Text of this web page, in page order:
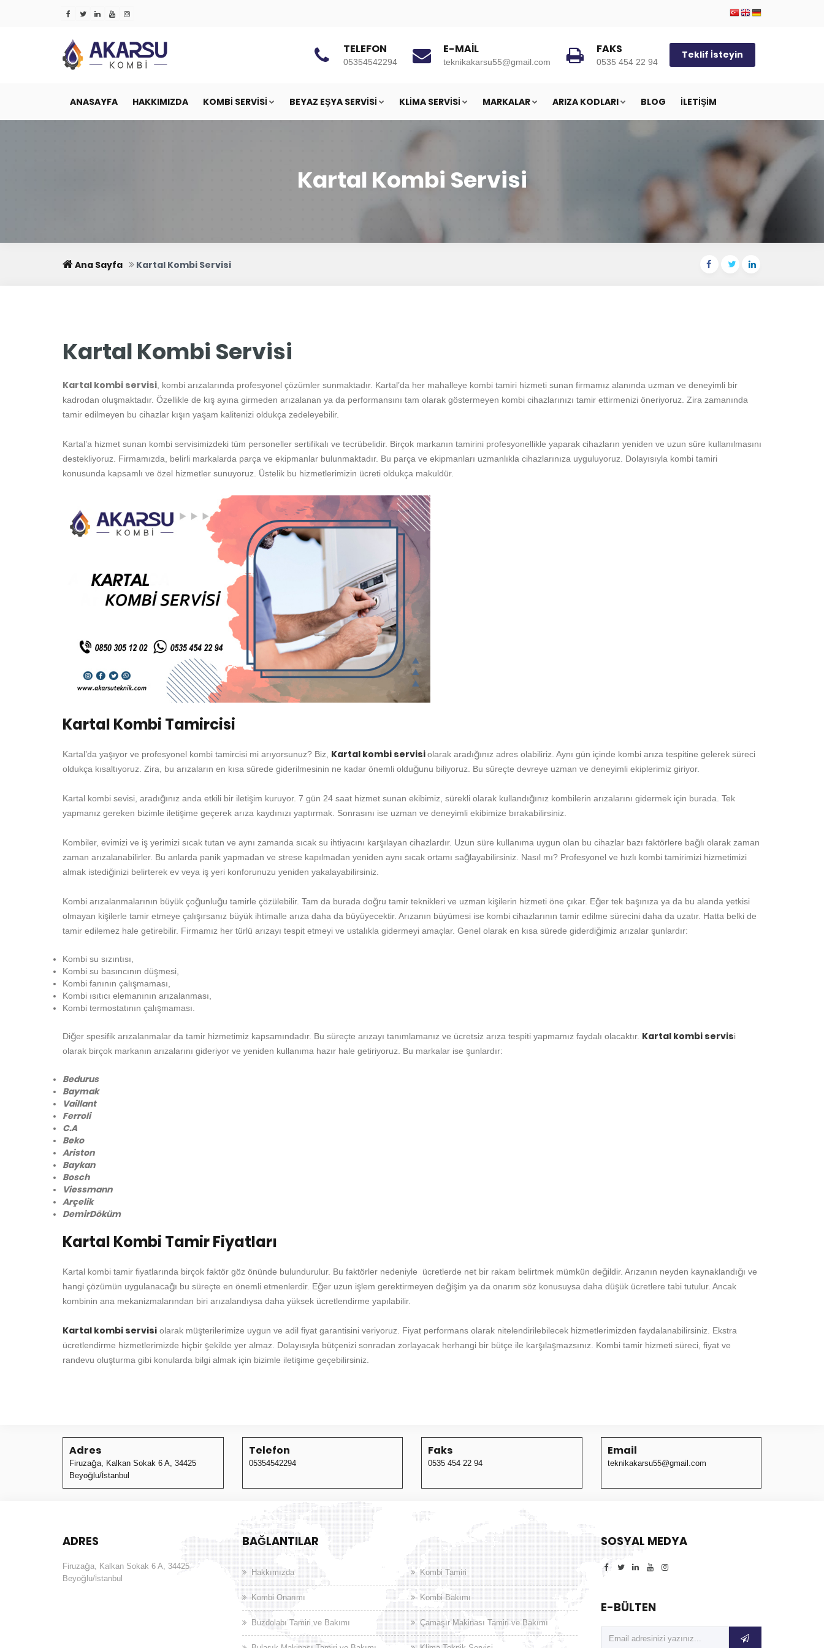
TELEFON
05354542294
E-MAIL
teknikakarsu55@gmail.com
FAKS
0535 454 22 94
Teklif İsteyin
ANASAYFA HAKKIMIZDA KOMBI SERVISI BEYAZ EŞYA SERVISI KLIMA SERVISI MARKALAR ARIZA KODLARI BLOG İLETIŞIM
Kartal Kombi Servisi
Ana Sayfa Kartal Kombi Servisi
Kartal Kombi Servisi
Kartal kombi servisi , kombi arızalarında profesyonel çözümler sunmaktadır. Kartal’da her mahalleye kombi tamiri hizmeti sunan firmamız alanında uzman ve deneyimli bir
kadrodan oluşmaktadır. Özellikle de kış ayına girmeden arızalanan ya da performansını tam olarak göstermeyen kombi cihazlarınızı tamir ettirmenizi öneriyoruz. Zira zamanında
tamir edilmeyen bu cihazlar kışın yaşam kalitenizi oldukça zedeleyebilir.
Kartal’a hizmet sunan kombi servisimizdeki tüm personeller sertifikalı ve tecrübelidir. Birçok markanın tamirini profesyonellikle yaparak cihazların yeniden ve uzun süre kullanılmasını
destekliyoruz. Firmamızda, belirli markalarda parça ve ekipmanlar bulunmaktadır. Bu parça ve ekipmanları uzmanlıkla cihazlarınıza uyguluyoruz. Dolayısıyla kombi tamiri
konusunda kapsamlı ve özel hizmetler sunuyoruz. Üstelik bu hizmetlerimizin ücreti oldukça makuldür.
Kartal Kombi Tamircisi
Kartal’da yaşıyor ve profesyonel kombi tamircisi mi arıyorsunuz? Biz, Kartal kombi servisiolarak aradığınız adres olabiliriz. Aynı gün içinde kombi arıza tespitine gelerek süreci
oldukça kısaltıyoruz. Zira, bu arızaların en kısa sürede giderilmesinin ne kadar önemli olduğunu biliyoruz. Bu süreçte devreye uzman ve deneyimli ekiplerimiz giriyor.
Kartal kombi sevisi, aradığınız anda etkili bir iletişim kuruyor. 7 gün 24 saat hizmet sunan ekibimiz, sürekli olarak kullandığınız kombilerin arızalarını gidermek için burada. Tek
yapmanız gereken bizimle iletişime geçerek arıza kaydınızı yaptırmak. Sonrasını ise uzman ve deneyimli ekibimize bırakabilirsiniz.
Kombiler, evimizi ve iş yerimizi sıcak tutan ve aynı zamanda sıcak su ihtiyacını karşılayan cihazlardır. Uzun süre kullanıma uygun olan bu cihazlar bazı faktörlere bağlı olarak zaman
zaman arızalanabilirler. Bu anlarda panik yapmadan ve strese kapılmadan yeniden aynı sıcak ortamı sağlayabilirsiniz. Nasıl mı? Profesyonel ve hızlı kombi tamirimizi hizmetimizi
almak istediğinizi belirterek ev veya iş yeri konforunuzu yeniden yakalayabilirsiniz.
Kombi arızalanmalarının büyük çoğunluğu tamirle çözülebilir. Tam da burada doğru tamir teknikleri ve uzman kişilerin hizmeti öne çıkar. Eğer tek başınıza ya da bu alanda yetkisi
olmayan kişilerle tamir etmeye çalışırsanız büyük ihtimalle arıza daha da büyüyecektir. Arızanın büyümesi ise kombi cihazlarının tamir edilme sürecini daha da uzatır. Hatta belki de
tamir edilemez hale getirebilir. Firmamız her türlü arızayı tespit etmeyi ve ustalıkla gidermeyi amaçlar. Genel olarak en kısa sürede giderdiğimiz arızalar şunlardır:
Kombi su sızıntısı,
Kombi su basıncının düşmesi,
Kombi fanının çalışmaması,
Kombi ısıtıcı elemanının arızalanması,
Kombi termostatının çalışmaması.
Diğer spesifik arızalanmalar da tamir hizmetimiz kapsamındadır. Bu süreçte arızayı tanımlamanız ve ücretsiz arıza tespiti yapmamız faydalı olacaktır. Kartal kombi servisi
olarak birçok markanın arızalarını gideriyor ve yeniden kullanıma hazır hale getiriyoruz. Bu markalar ise şunlardır:
Bedurus
Baymak
Vaillant
Ferroli
C.A
Beko
Ariston
Baykan
Bosch
Viessmann
Arçelik
DemirDöküm
Kartal Kombi Tamir Fiyatları
Kartal kombi tamir fiyatlarında birçok faktör göz önünde bulundurulur. Bu faktörler nedeniyle ücretlerde net bir rakam belirtmek mümkün değildir. Arızanın neyden kaynaklandığı ve
hangi çözümün uygulanacağı bu süreçte en önemli etmenlerdir. Eğer uzun işlem gerektirmeyen değişim ya da onarım söz konusuysa daha düşük ücretlere tabi tutulur. Ancak
kombinin ana mekanizmalarından biri arızalandıysa daha yüksek ücretlendirme yapılabilir.
Kartal kombi servisi olarak müşterilerimize uygun ve adil fiyat garantisini veriyoruz. Fiyat performans olarak nitelendirilebilecek hizmetlerimizden faydalanabilirsiniz. Ekstra
ücretlendirme hizmetlerimizde hiçbir şekilde yer almaz. Dolayısıyla bütçenizi sonradan zorlayacak herhangi bir bütçe ile karşılaşmazsınız. Kombi tamir hizmeti süreci, fiyat ve
randevu oluşturma gibi konularda bilgi almak için bizimle iletişime geçebilirsiniz.
Adres
Firuzağa, Kalkan Sokak 6 A, 34425
Beyoğlu/İstanbul
Telefon
05354542294
Faks
0535 454 22 94
Email
teknikakarsu55@gmail.com
ADRES
Firuzağa, Kalkan Sokak 6 A, 34425
Beyoğlu/İstanbul
SOSYAL MEDYA
BAĞLANTILAR
Hakkımızda Kombi Tamiri
Kombi Onarımı Kombi Bakımı
Buzdolabı Tamiri ve Bakımı Çamaşır Makinası Tamiri ve Bakımı
E-BÜLTEN